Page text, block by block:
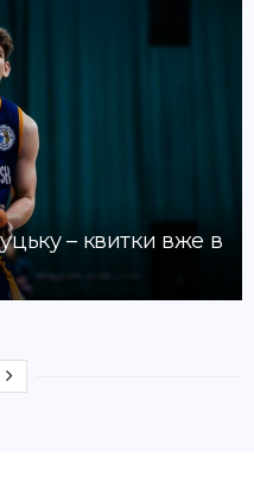
– квитки вже в